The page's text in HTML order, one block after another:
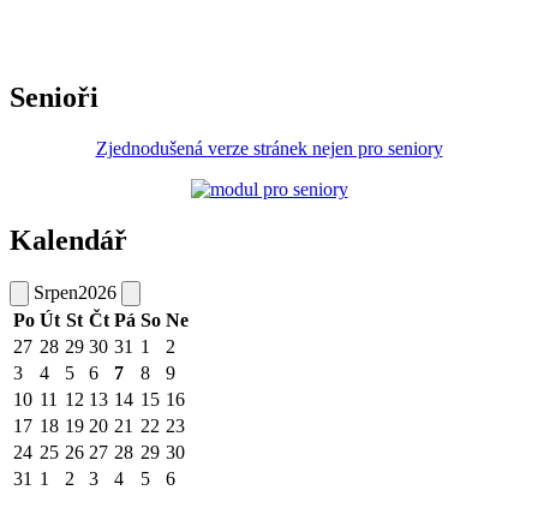
Senioři
Zjednodušená verze stránek nejen pro seniory
Kalendář
Srpen2026
Po Út St Čt Pá So Ne
27 28 29 30 31 1
2
3
4 5 6 7 8
9
10 11 12 13 14 15 16
17 18 19 20 21 22 23
24 25 26 27 28 29 30
31 1 2 3 4 5 6